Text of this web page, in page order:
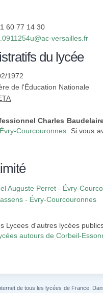
60 77 14 30
versailles.fr
du lycée
1972
de l'Éducation Nationale
Charles
Courcouronnes . Si vous
Auguste Perret - Évry-
- Évry-Courcouronnes
Lycees d'autres lycées
autours de Corbeil-
de tous les lycées de France.